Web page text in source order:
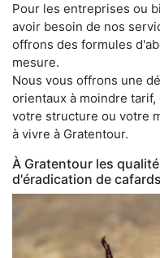
Pour les entreprises ou
avoir besoin de nos
offrons des formules
mesure.
Nous vous offrons une
orientaux à moindre
votre structure ou votre
à vivre à Gratentour.
À Gratentour les
d'éradication de